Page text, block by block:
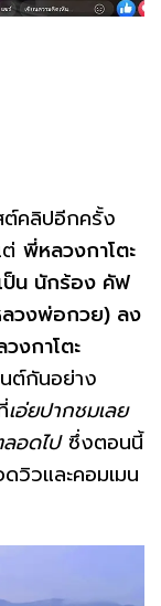
ต์คลิปอีกครั้ง
พี่หลวงกาโตะ
ป็น นักร้อง คัฟ
ลวงพ่อกวย) ลง
งกาโตะ
ต์กันอย่าง
เอ่ยปากชมเลย
อดไปซึ่งตอนนี้
วิวและคอมเมน